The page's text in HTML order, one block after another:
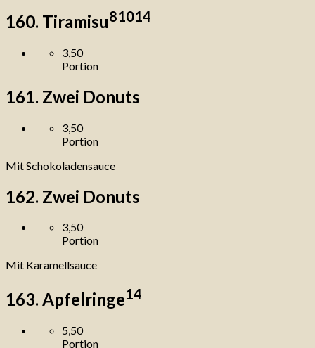
160. Tiramisu81014
3,50
Portion
161. Zwei Donuts
3,50
Portion
Mit Schokoladensauce
162. Zwei Donuts
3,50
Portion
Mit Karamellsauce
163. Apfelringe14
5,50
Portion